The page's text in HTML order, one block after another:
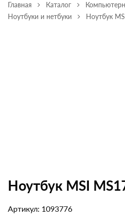
Главная Каталог
Ноутбуки и нетбуки
Ноутбук
Ноутбук MSI
Артикул: 1093776